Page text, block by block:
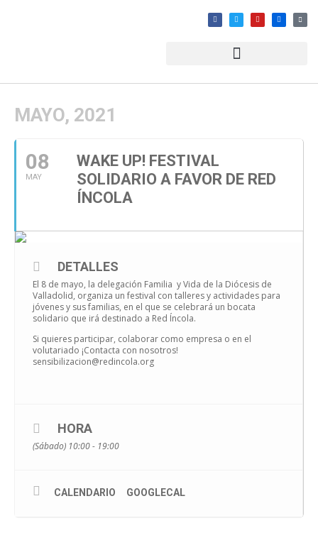
MAYO, 2021
08
MAY
WAKE UP! FESTIVAL
SOLIDARIO A FAVOR DE RED
ÍNCOLA
DETALLES
El 8 de mayo, la delegación Familia y Vida de la Diócesis de
Valladolid, organiza un festival con talleres y actividades para
jóvenes y sus familias, en el que se celebrará un bocata
solidario que irá destinado a Red Íncola.
Si quieres participar, colaborar como empresa o en el
volutariado ¡Contacta con nosotros!
sensibilizacion@redincola.org
HORA
(Sábado) 10:00 - 19:00
CALENDARIO GOOGLECAL